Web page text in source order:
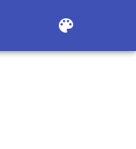
color_lens